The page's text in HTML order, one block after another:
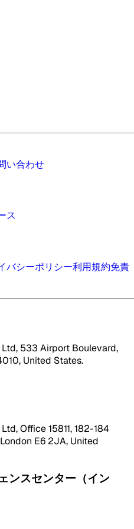
い合わせ
ス
バシーポリシー利用規約免責
533 Airport Boulevard,
United States.
Office 15811, 182-184
E6 2JA, United
ンスセンター（イン